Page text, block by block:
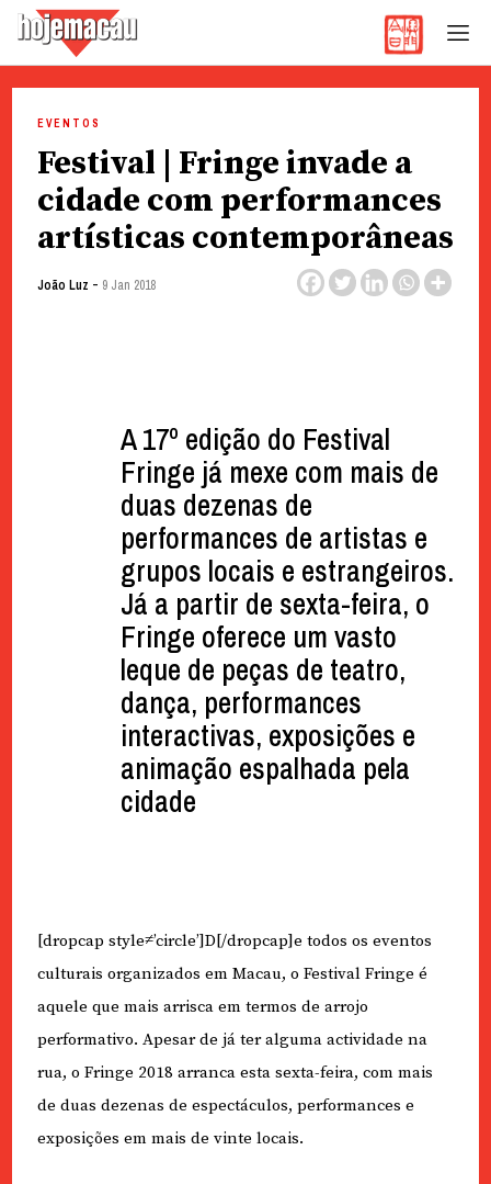
content
EVENTOS
Festival | Fringe invade a
cidade com performances
artísticas contemporâneas
João Luz - 9 Jan 2018
A 17º edição do Festival
Fringe já mexe com mais de
duas dezenas de
performances de artistas e
grupos locais e estrangeiros.
Já a partir de sexta-feira, o
Fringe oferece um vasto
leque de peças de teatro,
dança, performances
interactivas, exposições e
animação espalhada pela
cidade
[dropcap style≠’circle’]D[/dropcap]e todos os eventos
culturais organizados em Macau, o Festival Fringe é
aquele que mais arrisca em termos de arrojo
performativo. Apesar de já ter alguma actividade na
rua, o Fringe 2018 arranca esta sexta-feira, com mais
de duas dezenas de espectáculos, performances e
exposições em mais de vinte locais.